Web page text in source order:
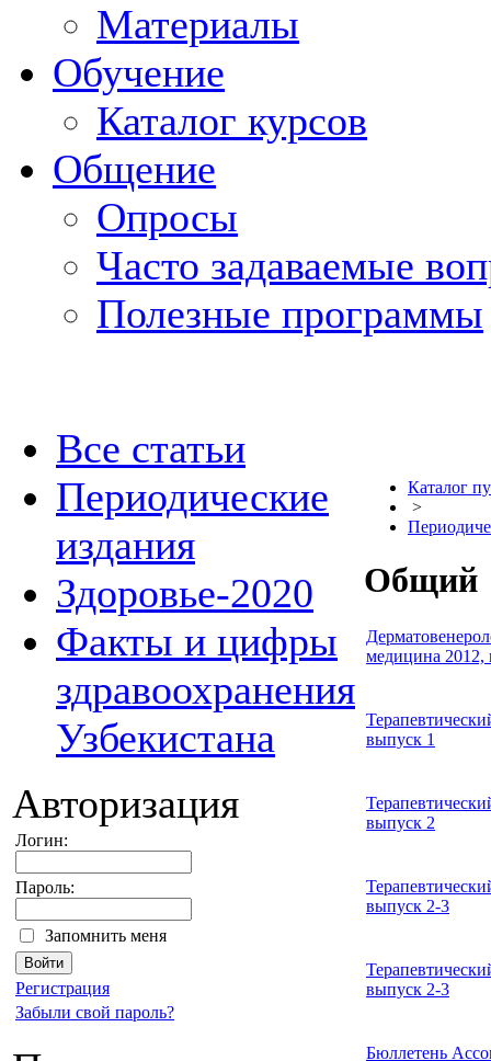
Материалы
Обучение
Каталог курсов
Общение
Опросы
Часто задаваемые
Полезные программы
Все статьи
Периодические
издания
Здоровье-2020
Факты и цифры
здравоохранения
Узбекистана
Авторизация
Логин:
Пароль:
Запомнить меня
Регистрация
Забыли свой пароль?
Каталог
>
Общий
медицина 2012,
выпуск 1
выпуск 2
выпуск 2-3
выпуск 2-3
Бюллетень